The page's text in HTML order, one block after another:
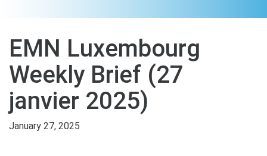
EMN Luxembourg
Weekly Brief (27
janvier 2025)
January 27, 2025